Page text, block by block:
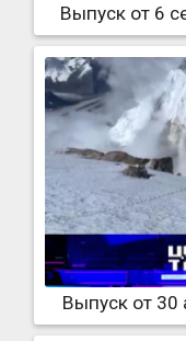
Выпуск от 6
Выпуск от 30